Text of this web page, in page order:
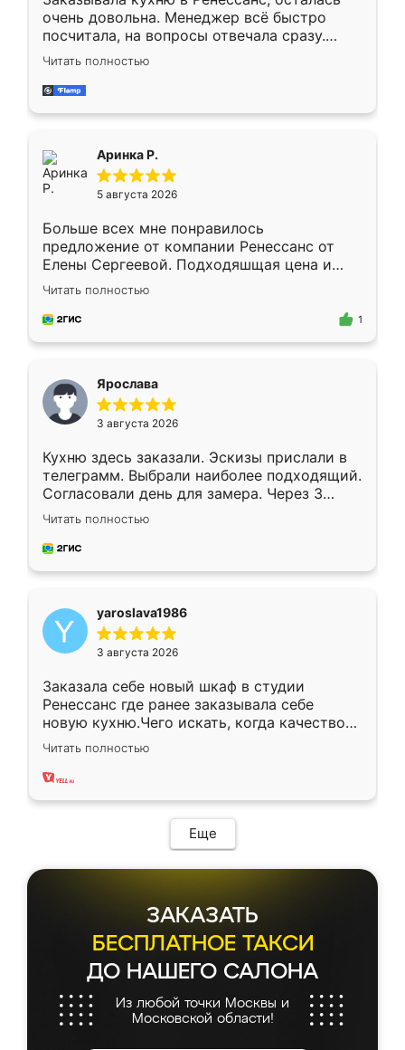
очень довольна. Менеджер всё быстро
посчитала, на вопросы отвечала сразу.
Замерщик приехал в субботу, подошёл к
делу со всей ответственностью. Собрали
за день, ребята работали аккуратно, даже
Читать полностью
Аринка Р.
5 августа 2026
Больше всех мне понравилось
предложение от компании Ренессанс от
Елены Сергеевой. Подходяшщая цена и
короткие сроки изготовления. Приехавший
для замера сотрудник Владислав
предложил по моему эскизу самый
Читать полностью
1
Ярослава
3 августа 2026
Кухню здесь заказали. Эскизы прислали в
телеграмм. Выбрали наиболее подходящий.
Согласовали день для замера. Через 3
недели кухня была уже готова. Остались
довольны работой. Спасибо Ренессанс
мебель за качественную работу!
Читать полностью
yaroslava1986
3 августа 2026
Заказала себе новый шкаф в студии
Ренессанс где ранее заказывала себе
новую кухню.Чего искать, когда качеством
вполне довольна. Служит кухня уже почти
два года, нареканий нет.
Читать полностью
Еще
ЗАКАЗАТЬ
БЕСПЛАТНОЕ ТАКСИ
ДО НАШЕГО САЛОНА
Из любой точки Москвы и
Московской области!